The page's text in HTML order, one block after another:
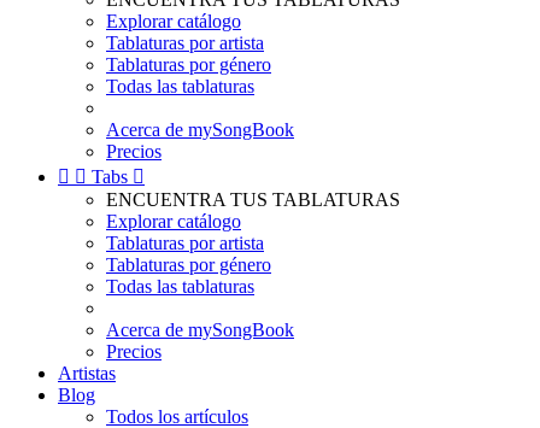
Explorar catálogo
Tablaturas por artista
Tablaturas por género
Todas las tablaturas
Acerca de mySongBook
Precios
  Tabs 
ENCUENTRA TUS TABLATURAS
Explorar catálogo
Tablaturas por artista
Tablaturas por género
Todas las tablaturas
Acerca de mySongBook
Precios
Artistas
Blog
Todos los artículos